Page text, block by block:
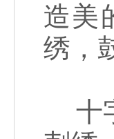
造美
绣，
十